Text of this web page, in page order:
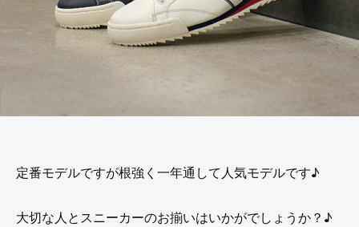
定番モデルですが根強く一年通して人気モデルです♪
大切な人とスニーカーのお揃いはいかがでしょうか？♪